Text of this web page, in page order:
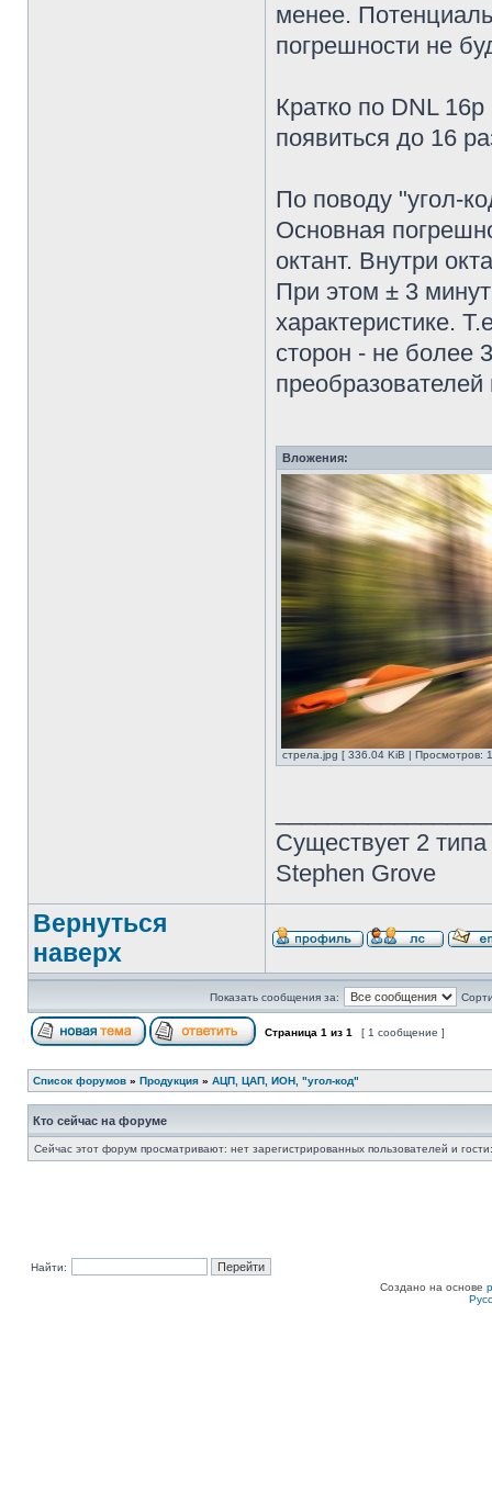
менее.
погрешности не
Кратко по DNL
появиться до 16
По поводу "угол-
Основная
октант. Внутри
При этом ± 3
характеристике.
сторон - не более
Вложения:
стрела.jpg [ 336.04 KiB | Просмотров:
Существует 2
Stephen Grove
Вернуться
наверх
Показать сообщения за:
Страница 1 из 1 [ 1 сообщение ]
Список форумов » Продукция » АЦП, ЦАП, ИОН, "угол-код"
Кто сейчас на форуме
Сейчас этот форум просматривают: нет зарегистрированных пользователей и
Найти:
Создано на основе